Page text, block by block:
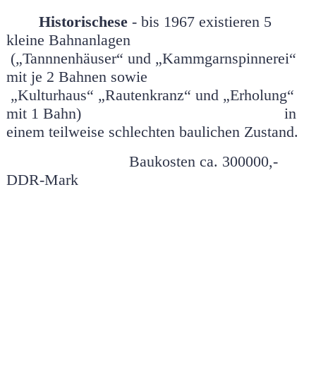
Historischese - bis 1967 existieren 5
kleine Bahnanlagen
(„Tannnenhäuser“ und „Kammgarnspinnerei“
mit je 2 Bahnen sowie
„Kulturhaus“ „Rautenkranz“ und „Erholung“
mit 1 Bahn) in
einem teilweise schlechten baulichen Zustand.
Baukosten ca. 300000,-
DDR-Mark